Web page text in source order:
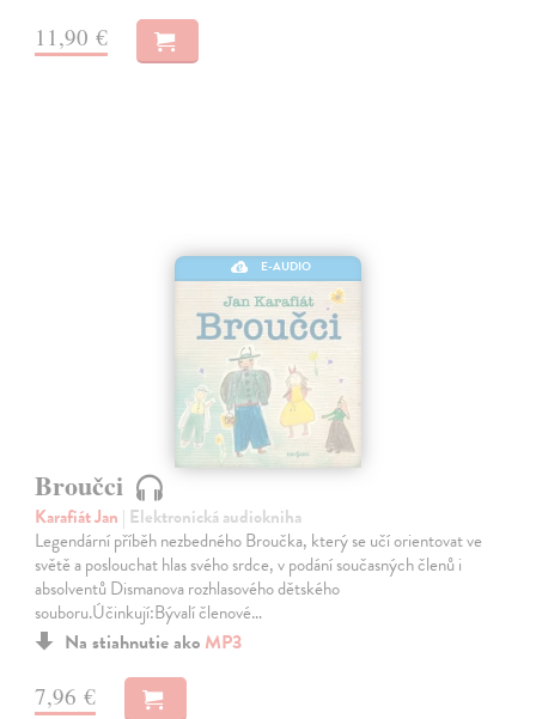
11,90 €
E-AUDIO
Broučci
Karafiát Jan | Elektronická audiokniha
Legendární příběh nezbedného Broučka, který se učí orientovat ve
světě a poslouchat hlas svého srdce, v podání současných členů i
absolventů Dismanova rozhlasového dětského
souboru.Účinkují:Bývalí členové…
Na stiahnutie ako MP3
7,96 €